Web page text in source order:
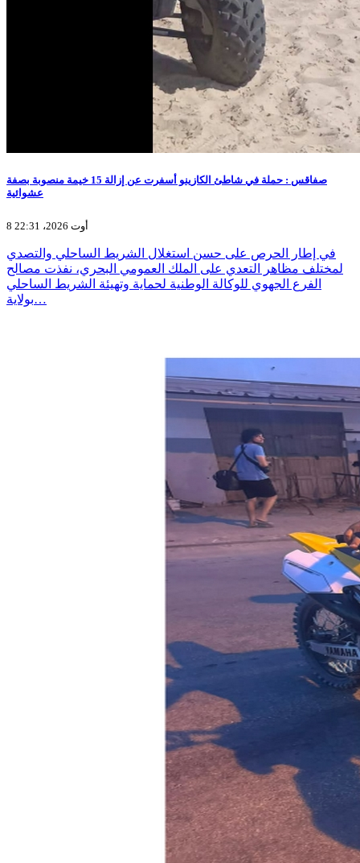
صفاقس : حملة في شاطئ الكازينو أسفرت عن إزالة 15 خيمة منصوبة بصفة
عشوائية
8 أوت 2026، 22:31
في إطار الحرص على حسن استغلال الشريط الساحلي والتصدي
لمختلف مظاهر التعدي على الملك العمومي البحري، نفذت مصالح
الفرع الجهوي للوكالة الوطنية لحماية وتهيئة الشريط الساحلي
بولاية…